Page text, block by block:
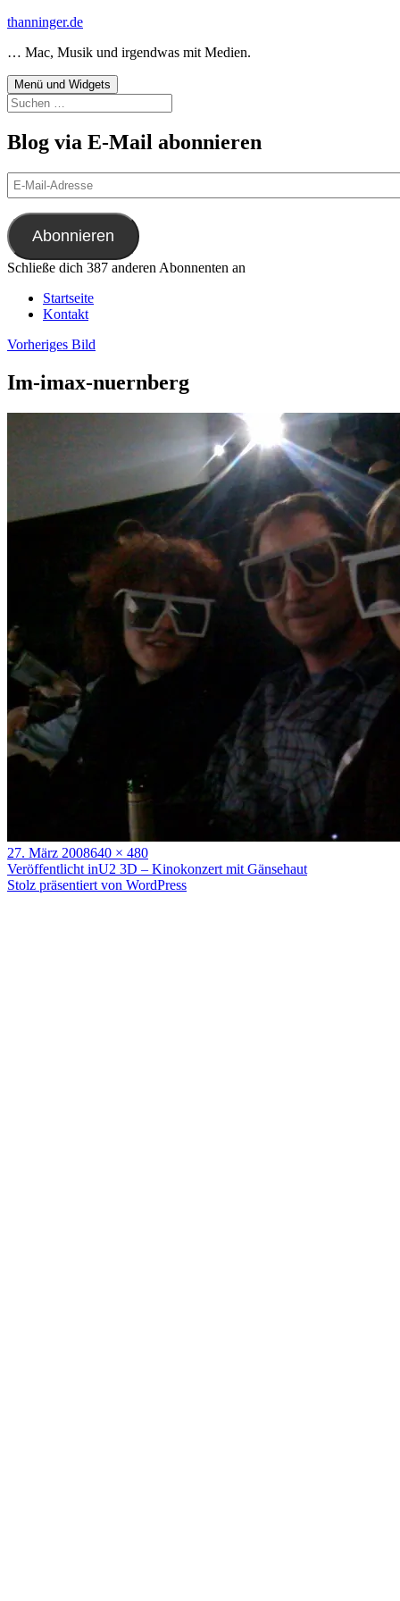
Zum
springen
thanninger.de
… Mac, Musik und irgendwas mit Medien.
Menü und Widgets
Suchen
nach:
Blog via E-Mail abonnieren
E-
Mail-
Adresse
Abonnieren
Schließe dich 387 anderen Abonnenten an
Startseite
Kontakt
Vorheriges Bild
Im-imax-nuernberg
Veröffentlicht
am
27. März 2008Volle
Größe
640 × 480
Beitragsnavigation
Veröffentlicht inU2 3D – Kinokonzert mit Gänsehaut
Stolz präsentiert von WordPress